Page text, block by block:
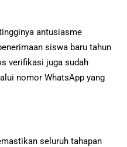
antusiasme
siswa baru tahun
verifikasi juga sudah
nomor WhatsApp yang
seluruh tahapan